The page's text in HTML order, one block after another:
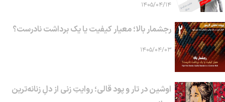
۱۴۰۵/۰۴/۱۴
رجشمار بالا؛ معیار کیفیت یا یک برداشت نادرست؟
۱۴۰۵/۰۴/۰۳
اوشین در تار و پود قالی؛ روایتِ زنی از دلِ زنانه‌ترین